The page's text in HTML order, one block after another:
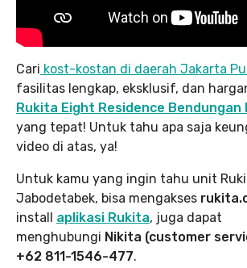
Cari kost-kostan di daerah Jakarta
fasilitas lengkap, eksklusif, dan
Rukita Eight Residence Bendungan
yang tepat! Untuk tahu apa saja
video di atas, ya!
Untuk kamu yang ingin tahu unit
Jabodetabek, bisa mengakses
install aplikasi Rukita, juga dapat
menghubungi Nikita (customer
+62 811-1546-477.